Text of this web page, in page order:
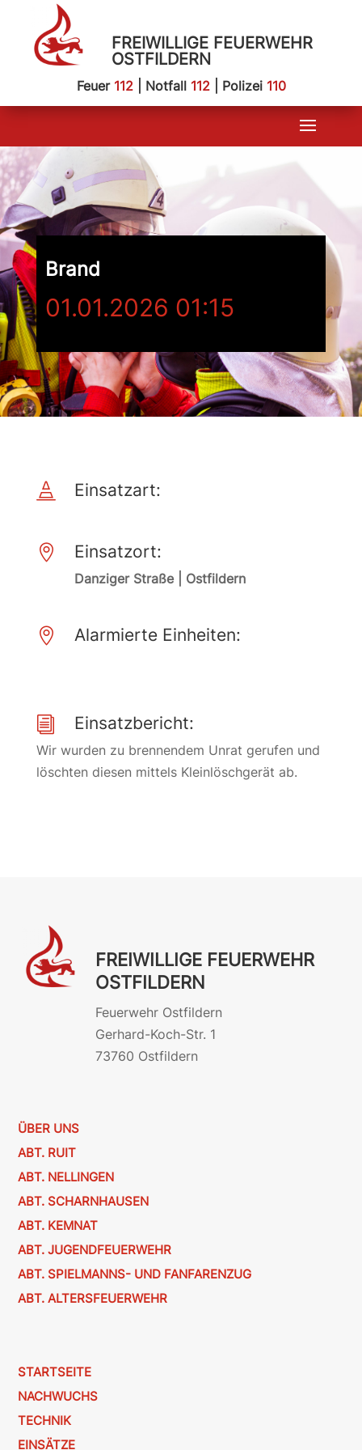
FREIWILLIGE FEUERWEHR
OSTFILDERN
Feuer 112| Notfall 112| Polizei 110
Brand
01.01.2026 01:15
 Einsatzart:
 Einsatzort:
Danziger Straße | Ostfildern
 Alarmierte Einheiten:
i Einsatzbericht:
Wir wurden zu brennendem Unrat gerufen und
löschten diesen mittels Kleinlöschgerät ab.
FREIWILLIGE FEUERWEHR
OSTFILDERN
Feuerwehr Ostfildern
Gerhard-Koch-Str. 1
73760 Ostfildern
ÜBER UNS
ABT. RUIT
ABT. NELLINGEN
ABT. SCHARNHAUSEN
ABT. KEMNAT
ABT. JUGENDFEUERWEHR
ABT. SPIELMANNS- UND FANFARENZUG
ABT. ALTERSFEUERWEHR
STARTSEITE
NACHWUCHS
TECHNIK
EINSÄTZE